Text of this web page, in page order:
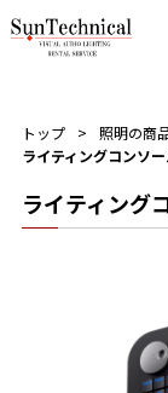
トップ 照明の商
ライティングコンソ
ライティング